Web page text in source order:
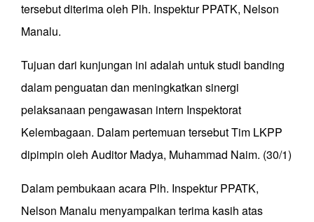
tersebut diterima oleh Plh. Inspektur PPATK, Nelson
Manalu.
Tujuan dari kunjungan ini adalah untuk studi banding
dalam penguatan dan meningkatkan sinergi
pelaksanaan pengawasan intern Inspektorat
Kelembagaan. Dalam pertemuan tersebut Tim LKPP
dipimpin oleh Auditor Madya, Muhammad Naim. (30/1)
Dalam pembukaan acara Plh. Inspektur PPATK,
Nelson Manalu menyampaikan terima kasih atas